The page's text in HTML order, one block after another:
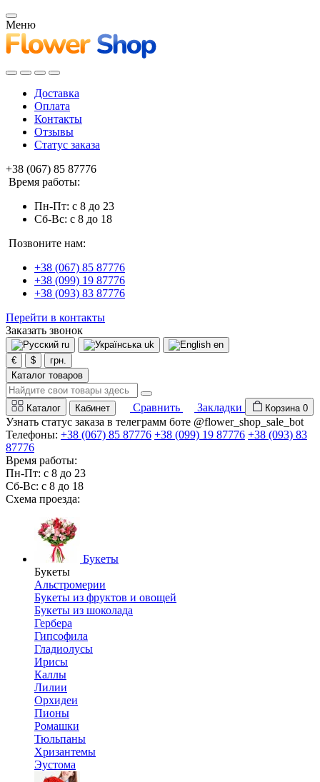
Меню
Доставка
Оплата
Контакты
Отзывы
Статус заказа
+38 (067) 85 87776
Время работы:
Пн-Пт: с 8 до 23
Сб-Вс: с 8 до 18
Позвоните нам:
+38 (067) 85 87776
+38 (099) 19 87776
+38 (093) 83 87776
Перейти в контакты
Заказать звонок
ru uk
en
€
$
грн.
Каталог товаров
Каталог Кабинет Сравнить Закладки Корзина 0
Узнать статус заказа в телеграмм боте @flower_shop_sale_bot
Телефоны: +38 (067) 85 87776 +38 (099) 19 87776 +38 (093) 83
87776
Время работы:
Пн-Пт: с 8 до 23
Сб-Вс: с 8 до 18
Схема проезда:
Букеты
Букеты
Альстромерии
Букеты из фруктов и овощей
Букеты из шоколада
Гербера
Гипсофила
Гладиолусы
Ирисы
Каллы
Лилии
Орхидеи
Пионы
Ромашки
Тюльпаны
Хризантемы
Эустома